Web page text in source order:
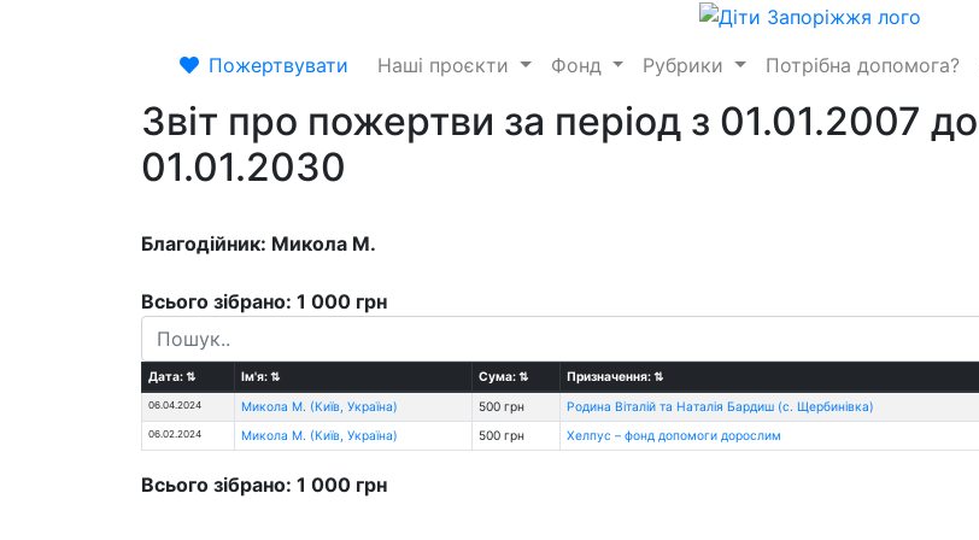
Пожертвувати Наші проєкти Фонд Рубрики Потрібна допомога?
Звіт про пожертви за період з 01.01.2007 до
01.01.2030
Благодійник: Микола М.
Всього зібрано: 1 000 грн
Дата:⇅ Ім'я:⇅ Сума:⇅ Призначення:⇅
06.04.2024 Микола М. (Київ, Україна) 500 грн Родина Віталій та Наталія Бардиш (с. Щербинівка)
06.02.2024 Микола М. (Київ, Україна) 500 грн Хелпус – фонд допомоги дорослим
Всього зібрано: 1 000 грн